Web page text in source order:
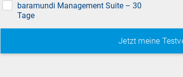
baramundi Management Suite – 30
Tage